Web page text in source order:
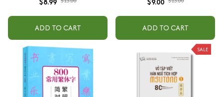
ADD TO CART ADD TO CART
SALE